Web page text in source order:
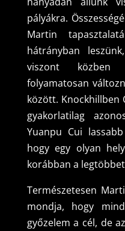
pályákra.
Martin
hátrányban
viszont
folyamatosan
között. Knockhillben
gyakorlatilag
Yuanpu Cui
hogy egy olyan
korábban a
Természetesen
mondja, hogy
győzelem a cél, de